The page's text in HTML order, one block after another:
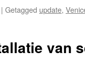
| Getagged update,
van